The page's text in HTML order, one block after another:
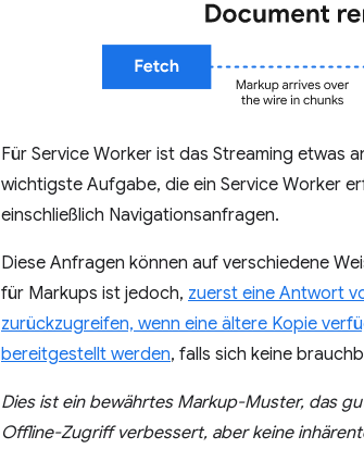
Für Service Worker ist das Streaming etwas
wichtigste Aufgabe, die ein Service Worker
einschließlich Navigationsanfragen.
Diese Anfragen können auf verschiedene
für Markups ist jedoch, zuerst eine Antwort
zurückzugreifen, wenn eine ältere Kopie
bereitgestellt werden, falls sich keine
Dies ist ein bewährtes Markup-Muster, das
Offline-Zugriff verbessert, aber keine